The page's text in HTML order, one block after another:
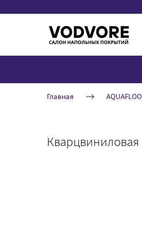
Главная
Кварцвиниловая